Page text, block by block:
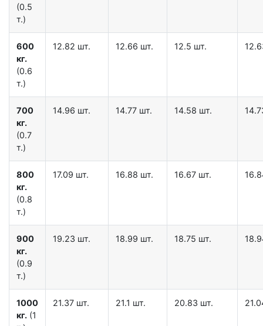
(0.5
т.)
600
кг.
(0.6
т.)
12.82 шт. 12.66 шт. 12.5 шт.
700
кг.
(0.7
т.)
14.96 шт. 14.77 шт. 14.58 шт.
800
кг.
(0.8
т.)
17.09 шт. 16.88 шт. 16.67 шт.
900
кг.
(0.9
т.)
19.23 шт. 18.99 шт. 18.75 шт.
1000
кг. (1
21.37 шт. 21.1 шт. 20.83 шт.